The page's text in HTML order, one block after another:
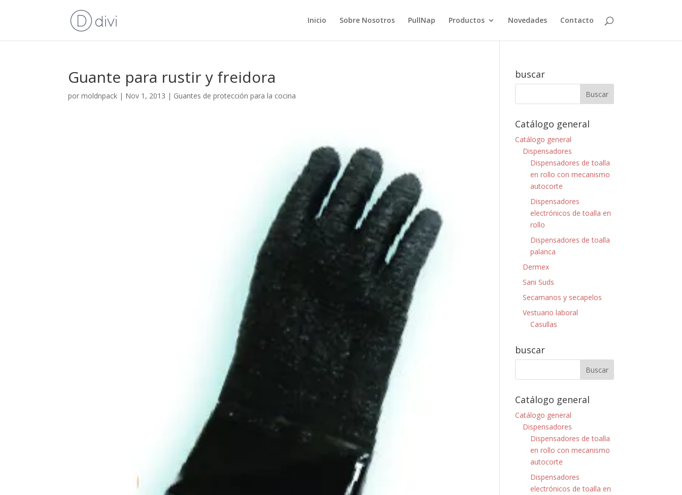
Inicio Sobre Nosotros PullNap Productos Novedades Contacto
Guante para rustir y freidora
pormoldnpack | Nov 1, 2013 | Guantes de protección para la cocina
buscar
Catálogo general
Catálogo general
Dispensadores
Dispensadores de toalla
en rollo con mecanismo
autocorte
Dispensadores
electrónicos de toalla en
rollo
Dispensadores de toalla
palanca
Dermex
Sani Suds
Secamanos y secapelos
Vestuario laboral
Casullas
buscar
Catálogo general
Catálogo general
Dispensadores
Dispensadores de toalla
en rollo con mecanismo
autocorte
Dispensadores
electrónicos de toalla en